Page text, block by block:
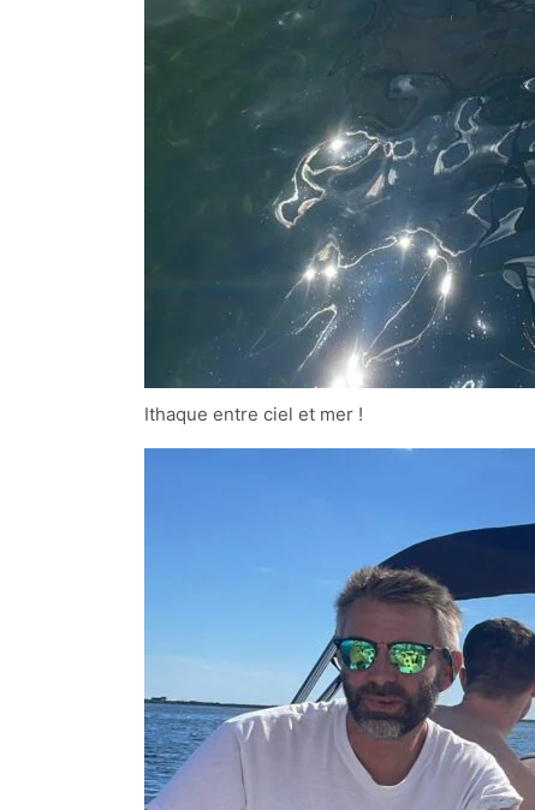
Ithaque entre ciel et mer !